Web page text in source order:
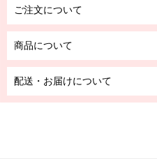
ご注文について
商品について
配送・お届けについて